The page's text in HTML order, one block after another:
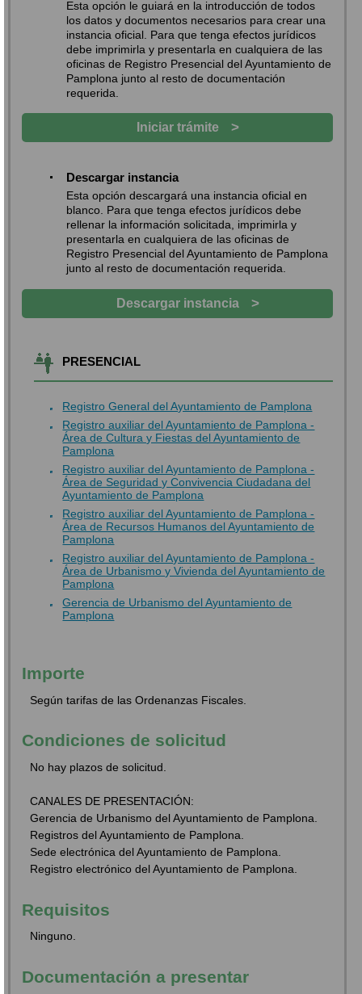
Esta opción le guiará en la introducción de todos
los datos y documentos necesarios para crear una
instancia oficial. Para que tenga efectos jurídicos
debe imprimirla y presentarla en cualquiera de las
oficinas de Registro Presencial del Ayuntamiento de
Pamplona junto al resto de documentación
requerida.
Iniciar trámite >
Descargar instancia
Esta opción descargará una instancia oficial en
blanco. Para que tenga efectos jurídicos debe
rellenar la información solicitada, imprimirla y
presentarla en cualquiera de las oficinas de
Registro Presencial del Ayuntamiento de Pamplona
junto al resto de documentación requerida.
Descargar instancia >
PRESENCIAL
Registro General del Ayuntamiento de Pamplona
Registro auxiliar del Ayuntamiento de Pamplona -
Área de Cultura y Fiestas del Ayuntamiento de
Pamplona
Registro auxiliar del Ayuntamiento de Pamplona -
Área de Seguridad y Convivencia Ciudadana del
Ayuntamiento de Pamplona
Registro auxiliar del Ayuntamiento de Pamplona -
Área de Recursos Humanos del Ayuntamiento de
Pamplona
Registro auxiliar del Ayuntamiento de Pamplona -
Área de Urbanismo y Vivienda del Ayuntamiento de
Pamplona
Gerencia de Urbanismo del Ayuntamiento de
Pamplona
Importe
Según tarifas de las Ordenanzas Fiscales.
Condiciones de solicitud
No hay plazos de solicitud.
CANALES DE PRESENTACIÓN:
Gerencia de Urbanismo del Ayuntamiento de Pamplona.
Registros del Ayuntamiento de Pamplona.
Sede electrónica del Ayuntamiento de Pamplona.
Registro electrónico del Ayuntamiento de Pamplona.
Requisitos
Ninguno.
Documentación a presentar